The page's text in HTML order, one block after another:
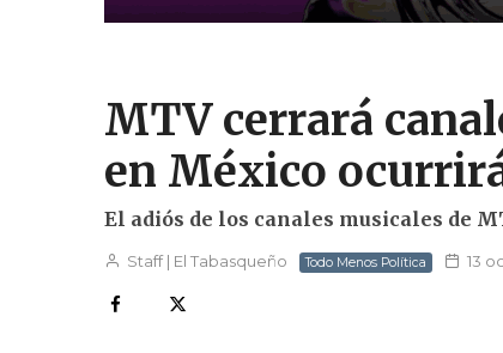
MTV cerrará
en México
El adiós de los canales musicales de
Staff | El Tabasqueño Todo Menos Política 13